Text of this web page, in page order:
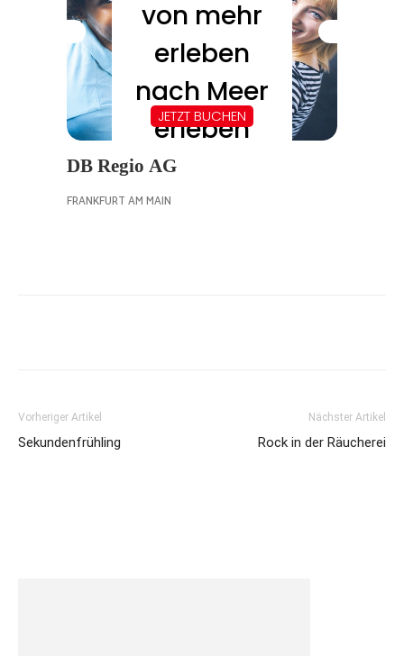
Vorheriger Artikel
Sekundenfrühling
Nächster Artikel
Rock in der Räucherei